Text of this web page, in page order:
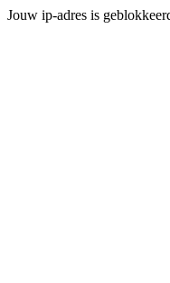
Jouw ip-adres is